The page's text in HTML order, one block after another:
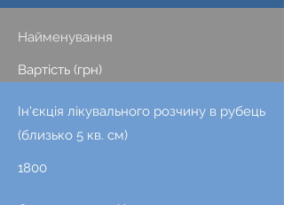
Найменування
Вартість (грн)
Ін'єкція лікувального розчину в рубець
(близько 5 кв. см)
1800